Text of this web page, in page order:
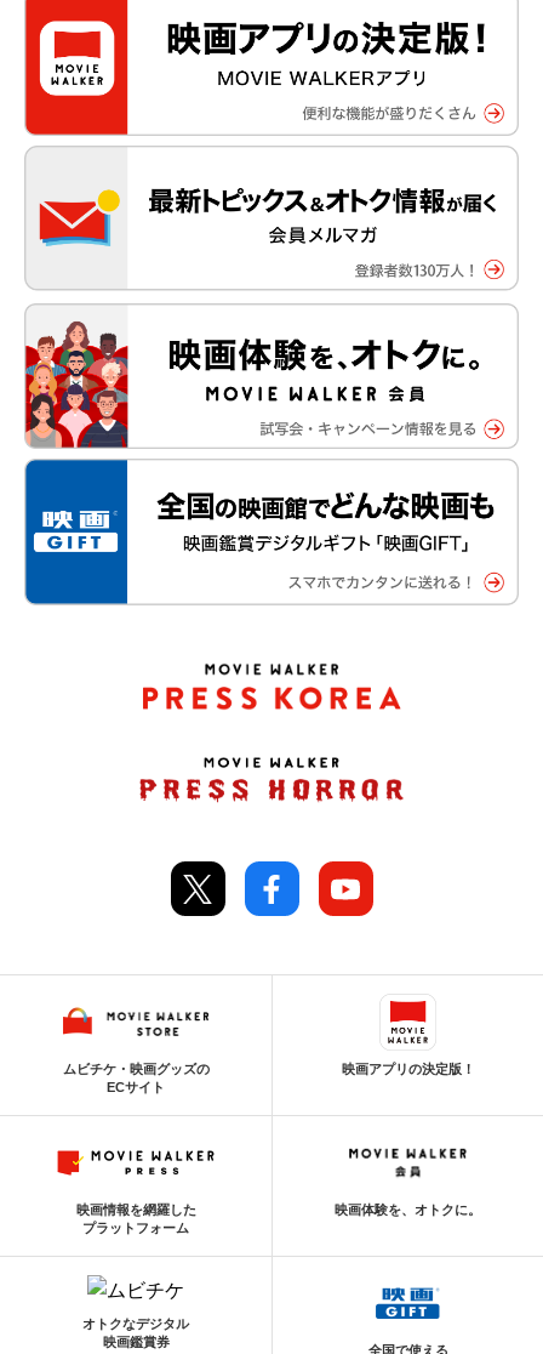
ムビチケ・映画グッズの
ECサイト
映画アプリの決定版！
映画情報を網羅した
プラットフォーム
映画体験を、オトクに。
オトクなデジタル
映画鑑賞券
全国で使える